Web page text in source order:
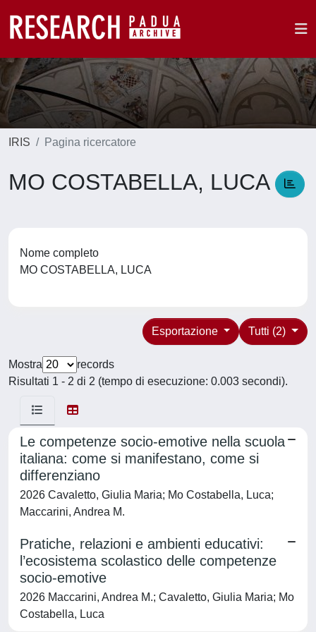
IRIS Pagina ricercatore
MO COSTABELLA, LUCA
Nome completo
MO COSTABELLA, LUCA
Tutti (2)
Esportazione
Mostra
records
Risultati 1 - 2 di 2 (tempo di esecuzione: 0.003 secondi).
Le competenze socio-emotive nella scuola
italiana: come si manifestano, come si
differenziano
2026 Cavaletto, Giulia Maria; Mo Costabella, Luca;
Maccarini, Andrea M.
Pratiche, relazioni e ambienti educativi:
l’ecosistema scolastico delle competenze
socio-emotive
2026 Maccarini, Andrea M.; Cavaletto, Giulia Maria; Mo
Costabella, Luca